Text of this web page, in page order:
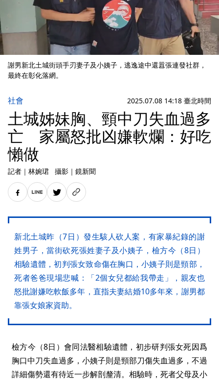
謝男新北土城街頭手刃妻子及小姨子，逃逸途中還囂張連發社群，
最終在彰化落網。
社會 2025.07.08 14:18 臺北時間
土城姊妹胸、頸中刀失血過多
亡 家屬怒批凶嫌軟爛：好吃
懶做
記者 ｜ 林婉珺 攝影 ｜ 鏡新聞
新北土城昨（7日）發生駭人砍人案，有家暴紀錄的謝
姓男子，當街砍死張姓妻子及小姨子，檢方今（8日）
相驗遺體，初判張女致命傷在胸口，小姨子則是頸部，
死者爸爸現場悲喊：「2個女兒都給我帶走」，親友也
怒批謝嫌吃軟飯多年，直指夫妻結婚10多年來，謝男都
靠張女娘家資助。
檢方今（8日）會同法醫相驗遺體，初步研判張女死因爲
胸口中刀失血過多，小姨子則是頸部刀傷失血過多，不過
詳細傷勢還有待近一步解剖釐清。相驗時，死者父母及小